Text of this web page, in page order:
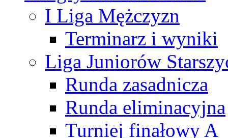
I Liga Mężczyzn
Terminarz i wyniki
Liga Juniorów
Runda zasadnicza
Runda eliminacyjna
Turniej finałowy A